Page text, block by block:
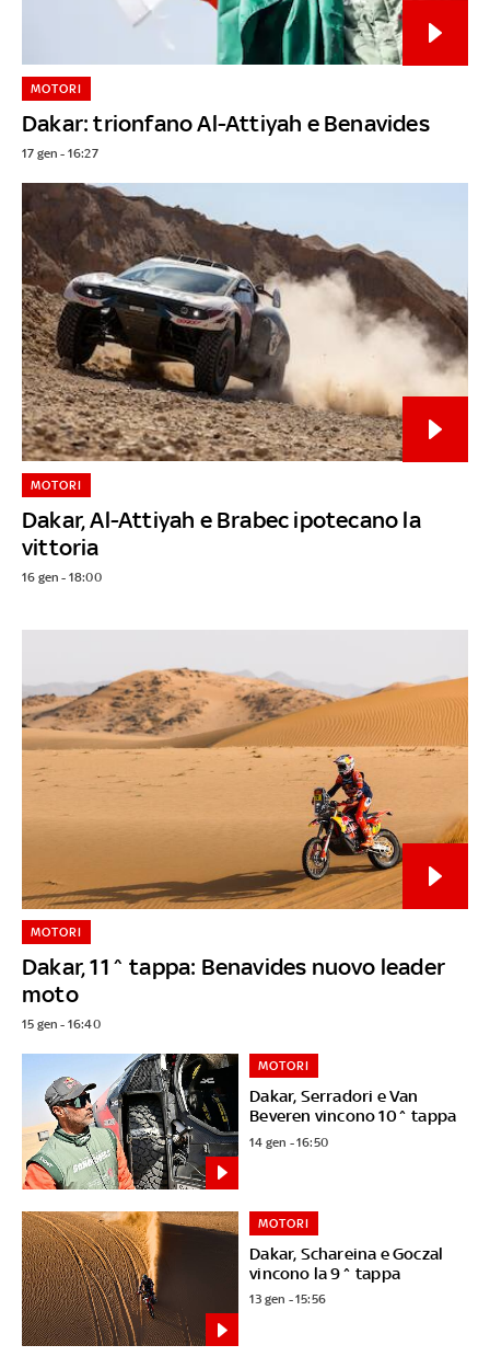
Dakar: trionfano Al-Attiyah e Benavides
MOTORI
17 gen - 16:27
Dakar, Al-Attiyah e Brabec ipotecano la
vittoria
MOTORI
16 gen - 18:00
Dakar, 11^ tappa: Benavides nuovo leader
moto
MOTORI
15 gen - 16:40
Dakar, Serradori e Van
Beveren vincono 10^ tappa
MOTORI
14 gen - 16:50
Dakar, Schareina e Goczal
vincono la 9^ tappa
MOTORI
13 gen - 15:56